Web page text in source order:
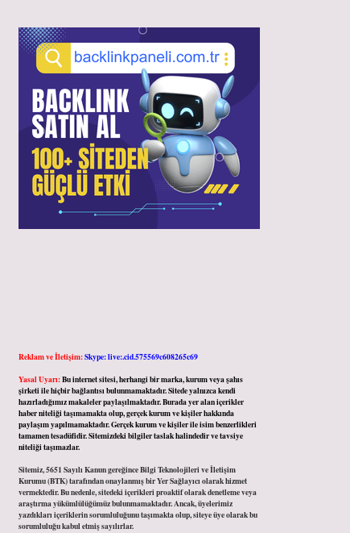
Reklam ve İletişim:Skype: live:.cid.575569c608265c69
Yasal Uyarı:Bu internet sitesi, herhangi bir marka, kurum veya şahıs
şirketi ile hiçbir bağlantısı bulunmamaktadır. Sitede yalnızca kendi
hazırladığımız makaleler paylaşılmaktadır. Burada yer alan içerikler
haber niteliği taşımamakta olup, gerçek kurum ve kişiler hakkında
paylaşım yapılmamaktadır. Gerçek kurum ve kişiler ile isim benzerlikleri
tamamen tesadüfidir. Sitemizdeki bilgiler taslak halindedir ve tavsiye
niteliği taşımazlar.
Sitemiz, 5651 Sayılı Kanun gereğince Bilgi Teknolojileri ve İletişim
Kurumu (BTK) tarafından onaylanmış bir Yer Sağlayıcı olarak hizmet
vermektedir. Bu nedenle, sitedeki içerikleri proaktif olarak denetleme veya
araştırma yükümlülüğümüz bulunmamaktadır. Ancak, üyelerimiz
yazdıkları içeriklerin sorumluluğunu taşımakta olup, siteye üye olarak bu
sorumluluğu kabul etmiş sayılırlar.